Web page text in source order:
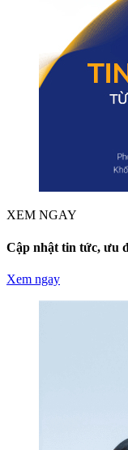
XEM NGAY
Cập nhật tin tức, ưu
Xem ngay